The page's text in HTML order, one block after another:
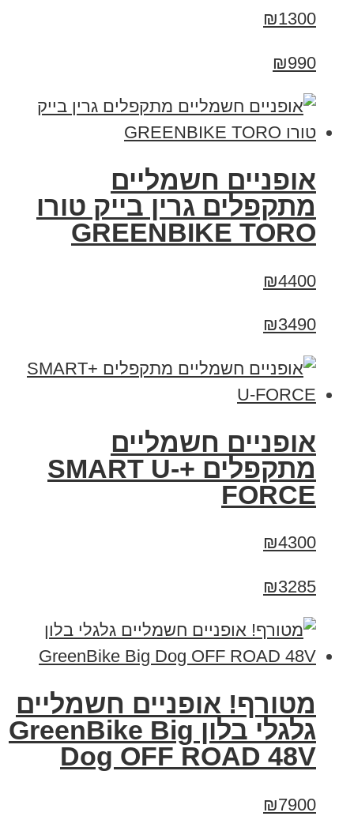
₪1300
₪990
אופניים חשמליים
מתקפלים גרין בייק טורו
GREENBIKE TORO
₪4400
₪3490
אופניים חשמליים
מתקפלים +SMART U-
FORCE
₪4300
₪3285
מטורף! אופניים חשמליים
גלגלי בלון GreenBike Big
Dog OFF ROAD 48V
₪7900